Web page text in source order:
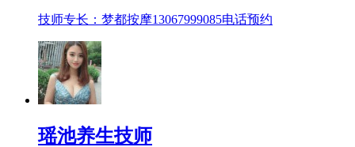
技师专长：梦都按摩13067999085电话预约
瑶池养生技师